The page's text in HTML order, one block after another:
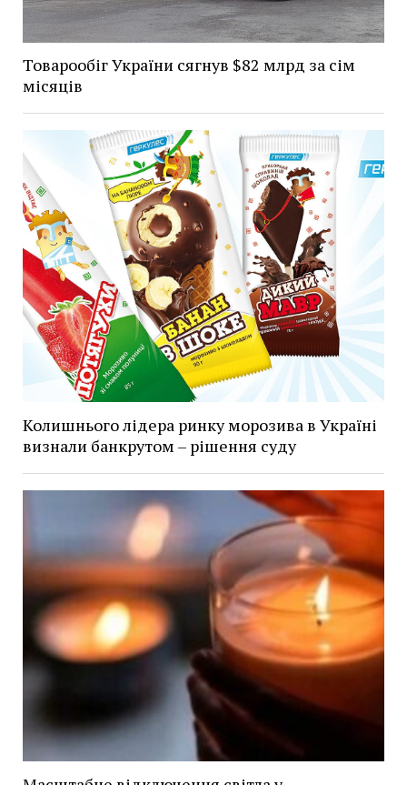
Товарообіг України сягнув $82 млрд за сім
місяців
Колишнього лідера ринку морозива в Україні
визнали банкрутом – рішення суду